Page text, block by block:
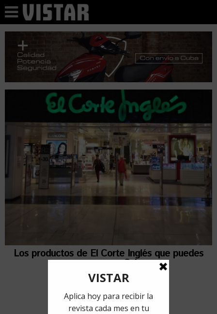
Los productos de El Corte Inglés que puedes
comprar en Cuba
16 enero, 2018 porAlejandra Angulo